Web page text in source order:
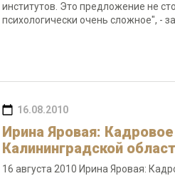
институтов. Это предложение не
психологически очень сложное", -
16.08.2010
Ирина Яровая:
Калининградской
16 августа 2010 Ирина Яровая: